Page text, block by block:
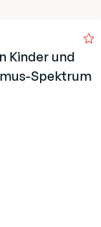
Kinder und
Spektrum